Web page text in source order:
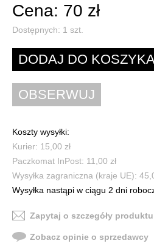
Cena: 70 zł
Dostępnych: 1 szt.
Koszty wysyłki:
Kurier: 15,00 zł
Paczkomat InPost: 11,00 zł
Wysyłka zagraniczna (kraje UE):
Wysyłka nastąpi w ciągu 2 dni
Zapytaj o szczegóły produktu
Zobacz opinie o sprzedawcy